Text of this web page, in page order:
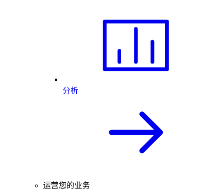
分析
运营您的业务